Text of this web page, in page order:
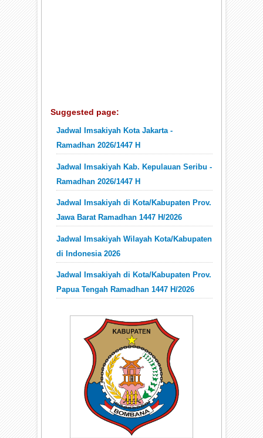
Suggested page:
Jadwal Imsakiyah Kota Jakarta -
Ramadhan 2026/1447 H
Jadwal Imsakiyah Kab. Kepulauan Seribu -
Ramadhan 2026/1447 H
Jadwal Imsakiyah di Kota/Kabupaten Prov.
Jawa Barat Ramadhan 1447 H/2026
Jadwal Imsakiyah Wilayah Kota/Kabupaten
di Indonesia 2026
Jadwal Imsakiyah di Kota/Kabupaten Prov.
Papua Tengah Ramadhan 1447 H/2026